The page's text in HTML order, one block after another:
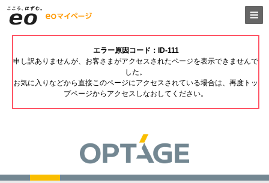
エラー原因コード：ID-111
申し訳ありませんが、お客さまがアクセスされたページを表示できませんで
した。
お気に入りなどから直接このページにアクセスされている場合は、再度トッ
プページからアクセスしなおしてください。